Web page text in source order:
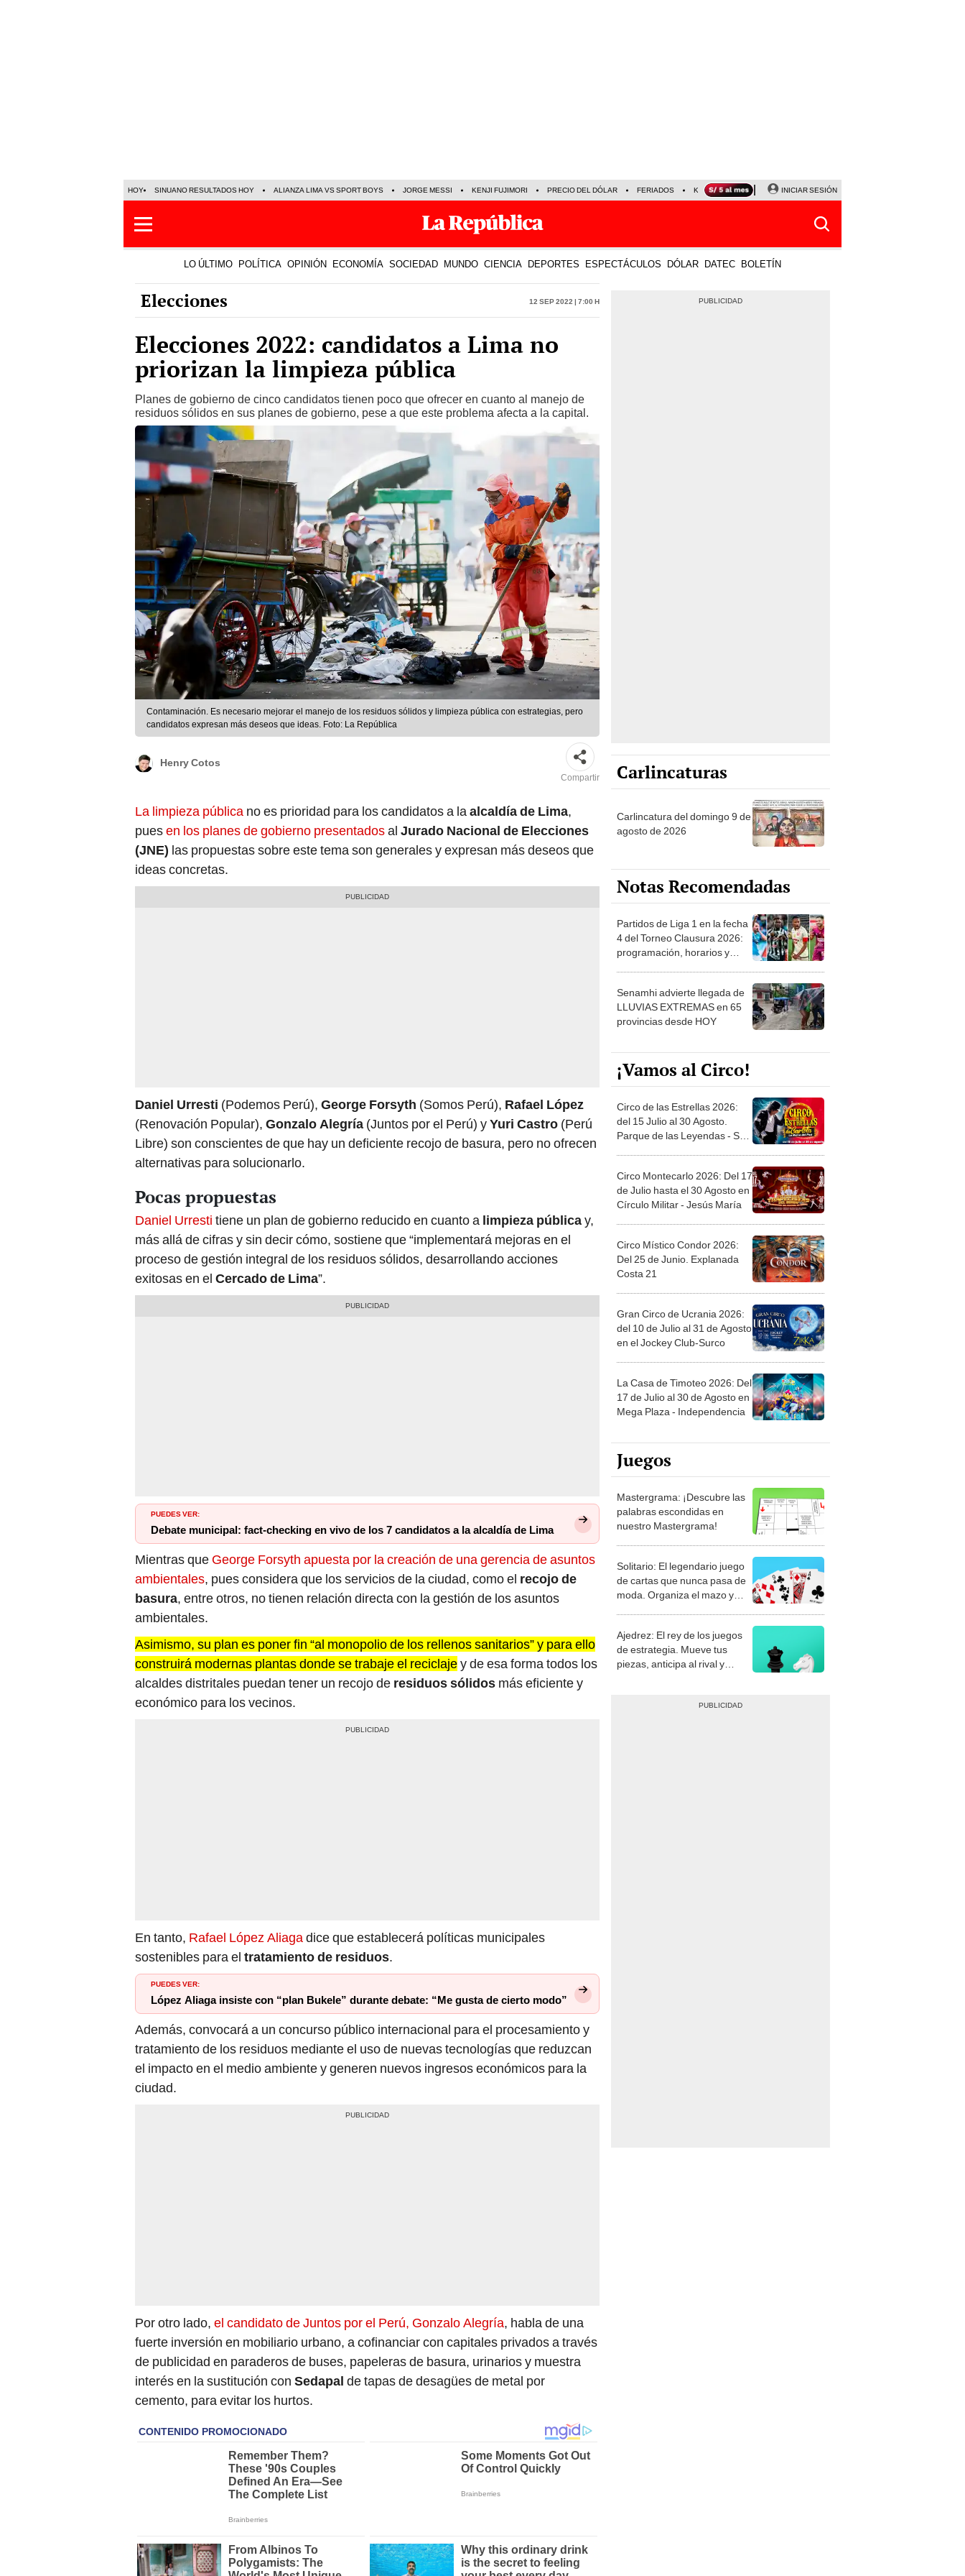
HOY SINUANO RESULTADOS HOY ALIANZA LIMA VS SPORT BOYS JORGE MESSI KENJI FUJIMORI PRECIO DEL DÓLAR FERIADOS KEIKO FUJIMORI NALDY SALDAÑA
INICIAR SESIÓN
LO ÚLTIMO POLÍTICA OPINIÓN ECONOMÍA SOCIEDAD MUNDO CIENCIA DEPORTES ESPECTÁCULOS DÓLAR DATEC BOLETÍN
Elecciones 12 Sep 2022 | 7:00 h
Elecciones 2022: candidatos a Lima no
priorizan la limpieza pública
Planes de gobierno de cinco candidatos tienen poco que ofrecer en cuanto al manejo de
residuos sólidos en sus planes de gobierno, pese a que este problema afecta a la capital.
Contaminación. Es necesario mejorar el manejo de los residuos sólidos y limpieza pública con estrategias, pero
candidatos expresan más deseos que ideas. Foto: La República
Henry Cotos
Compartir
La limpieza pública no es prioridad para los candidatos a laalcaldía de Lima,
puesen los planes de gobierno presentadosal Jurado Nacional de Elecciones
(JNE) las propuestas sobre este tema son generales y expresan más deseos que
ideas concretas.
Daniel Urresti (Podemos Perú), George Forsyth (Somos Perú), Rafael López
(Renovación Popular), Gonzalo Alegría (Juntos por el Perú) yYuri Castro (Perú
Libre) son conscientes de que hay un deficiente recojo de basura, pero no ofrecen
alternativas para solucionarlo.
Pocas propuestas
Daniel Urresti tiene un plan de gobierno reducido en cuanto a limpieza públicay,
más allá de cifras y sin decir cómo, sostiene que “implementará mejoras en el
proceso de gestión integral de los residuos sólidos, desarrollando acciones
exitosas en el Cercado de Lima”.
PUEDES VER:
Debate municipal: fact-checking en vivo de los 7 candidatos a la alcaldía de Lima
Mientras que George Forsyth apuesta por la creación de una gerencia de asuntos
ambientales, pues considera que los servicios de la ciudad, como el recojo de
basura, entre otros, no tienen relación directa con la gestión de los asuntos
ambientales.
Asimismo, su plan es poner fin “al monopolio de los rellenos sanitarios” y para ello
construirá modernas plantas donde se trabaje el reciclajey de esa forma todos los
alcaldes distritales puedan tener un recojo de residuos sólidos más eficiente y
económico para los vecinos.
En tanto, Rafael López Aliagadice que establecerá políticas municipales
sostenibles para el tratamiento de residuos.
PUEDES VER:
López Aliaga insiste con “plan Bukele” durante debate: “Me gusta de cierto modo”
Además, convocará a un concurso público internacional para el procesamiento y
tratamiento de los residuos mediante el uso de nuevas tecnologías que reduzcan
el impacto en el medio ambiente y generen nuevos ingresos económicos para la
ciudad.
Por otro lado, el candidato de Juntos por el Perú, Gonzalo Alegría, habla de una
fuerte inversión en mobiliario urbano, a cofinanciar con capitales privados a través
de publicidad en paraderos de buses, papeleras de basura, urinarios y muestra
interés en la sustitución con Sedapal de tapas de desagües de metal por
cemento, para evitar los hurtos.
Carlincaturas
Carlincatura del domingo 9 de
agosto de 2026
Notas Recomendadas
Partidos de Liga 1 en la fecha
4 del Torneo Clausura 2026:
programación, horarios y
Senamhi advierte llegada de
LLUVIAS EXTREMAS en 65
provincias desde HOY
¡Vamos al Circo!
Circo de las Estrellas 2026:
del 15 Julio al 30 Agosto.
Parque de las Leyendas - San
Circo Montecarlo 2026: Del 17
de Julio hasta el 30 Agosto en
Círculo Militar - Jesús María
Circo Místico Condor 2026:
Del 25 de Junio. Explanada
Costa 21
Gran Circo de Ucrania 2026:
del 10 de Julio al 31 de Agosto
en el Jockey Club-Surco
La Casa de Timoteo 2026: Del
17 de Julio al 30 de Agosto en
Mega Plaza - Independencia
Juegos
Mastergrama: ¡Descubre las
palabras escondidas en
nuestro Mastergrama!
Solitario: El legendario juego
de cartas que nunca pasa de
moda. Organiza el mazo y
Ajedrez: El rey de los juegos
de estrategia. Mueve tus
piezas, anticipa al rival y